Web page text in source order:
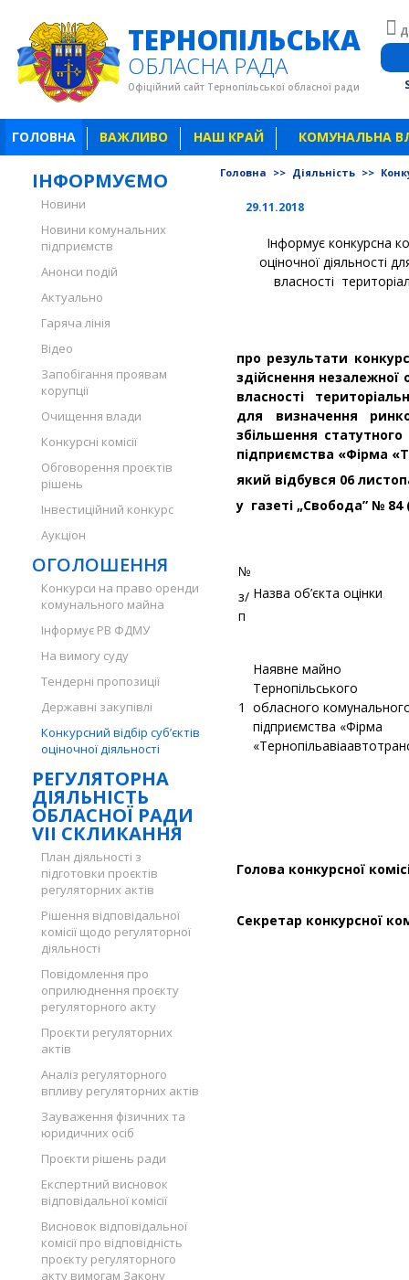
ТЕРНОПІЛЬСЬКА
ОБЛАСНА РАДА
Офіційний сайт Тернопільської обласної ради
ГОЛОВНА ВАЖЛИВО НАШ КРАЙ КОМУНАЛЬНА
ІНФОРМУЄМО
Новини
Новини комунальних
підприємств
Анонси подій
Актуально
Гаряча лінія
Відео
Запобігання проявам
корупції
Очищення влади
Конкурсні комісії
Обговорення проєктів
рішень
Інвестиційний конкурс
Аукціон
ОГОЛОШЕННЯ
Конкурси на право оренди
комунального майна
Інформує РВ ФДМУ
На вимогу суду
Тендерні пропозиції
Державні закупівлі
Конкурсний відбір суб’єктів
оціночної діяльності
РЕГУЛЯТОРНА
ДІЯЛЬНІСТЬ
ОБЛАСНОЇ РАДИ
VII СКЛИКАННЯ
План діяльності з
підготовки проєктів
регуляторних актів
Рішення відповідальної
комісії щодо регуляторної
діяльності
Повідомлення про
оприлюднення проєкту
регуляторного акту
Проєкти регуляторних
актів
Аналіз регуляторного
впливу регуляторних актів
Зауваження фізичних та
юридичних осіб
Проєкти рішень ради
Експертний висновок
відповідальної комісії
Висновок відповідальної
комісії про відповідність
проєкту регуляторного
акту вимогам Закону
Головна >> Діяльність >>
29.11.2018
Інформує конкурсна
оціночної діяльності
власності
про результати
здійснення незалежної
власності
для визначення
збільшення
підприємства «Фірма
який відбувся 06
у газеті „Свобода” №
№
з/
п
Назва об’єкта оцінки
1
Наявне майно
Тернопільського
обласного
підприємства «Фірма
Голова
Секретар